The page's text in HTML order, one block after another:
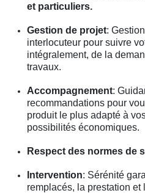
et particuliers.
Gestion de projet:
interlocuteur pour suivre
intégralement, de la
travaux.
Accompagnement:
recommandations pour
produit le plus adapté à
possibilités économiques.
Respect des normes de
Intervention: Sérénité
remplacés, la prestation